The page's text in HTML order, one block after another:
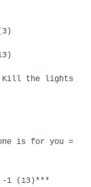
– Kill the lights
one is for you =
-1 (13)***